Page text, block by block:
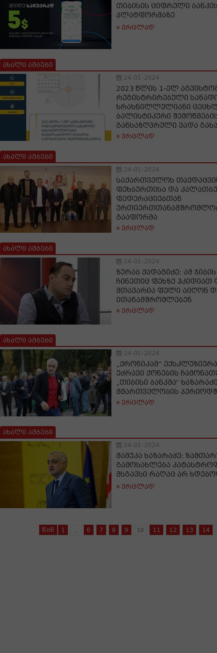
თიბისის ციფრული
პლატფორმაზე
ვრცლად
ახალი ამბები
24-01-2024
2023 წლის 1-ელ
რეგისტრირებული
ხრახნილლულიანი
ბალისტიკური
განსაზღვრული ვადა
ვრცლად
ახალი ამბები
24-01-2024
საქართველოს
ფეხბურთისა და
ფედერაციებთან
გააფორმა
ვრცლად
ახალი ამბები
24-01-2024
ზურაბ ქადაგიძე: ამ
ჩინეთიც ფეხზე
მთავარია ფული აიღონ
ითანამშრომლებენ
ვრცლად
ახალი ამბები
24-01-2024
„ქრონიკამ“
უძრავი ქონების
„თიბისი ბანკმა“
მმართველობის
ვრცლად
ახალი ამბები
24-01-2024
მამუკა ხაზარაძე:
გამოსახლება
მსგავსი რაღაც არ
ვრცლად
წინ 1 ... 6 7 8 9 10 11 12 13 14